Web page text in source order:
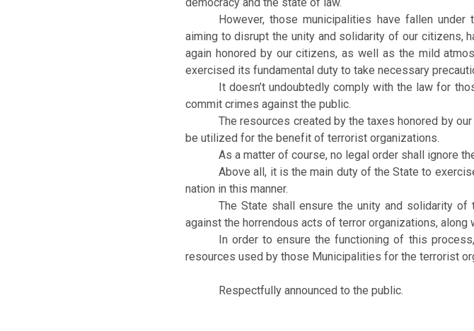
However, those municipalities have fallen
aiming to disrupt the unity and solidarity of our citizens,
again honored by our citizens, as well as the mild
exercised its fundamental duty to take necessary
It doesn’t undoubtedly comply with the law for
commit crimes against the public.
The resources created by the taxes honored by
be utilized for the benefit of terrorist organizations.
As a matter of course, no legal order shall ignore
Above all, it is the main duty of the State to
nation in this manner.
The State shall ensure the unity and solidarity of
against the horrendous acts of terror organizations, along
In order to ensure the functioning of this
resources used by those Municipalities for the terrorist
Respectfully announced to the public.